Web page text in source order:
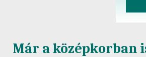
Már a középkorban